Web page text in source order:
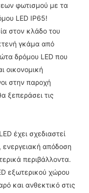
φωτισμού με τα
LED IP65!
στον κλάδο του
γκάμα από
δρόμου LED που
οικονομική
στην παροχή
ξεπεράσει τις
έχει σχεδιαστεί
ενεργειακή απόδοση
περιβάλλοντα.
εξωτερικού χώρου
και ανθεκτικό στις